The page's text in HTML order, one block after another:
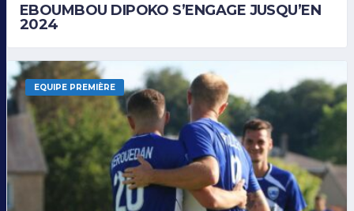
EBOUMBOU DIPOKO S’ENGAGE JUSQU’EN
2024
EQUIPE PREMIÈRE